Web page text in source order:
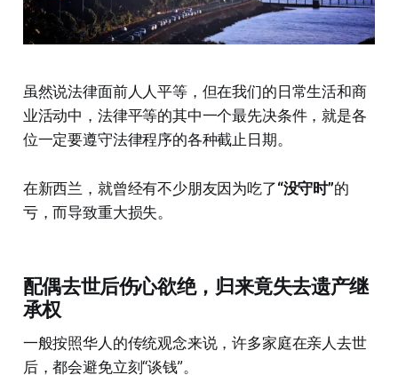
虽然说法律面前人人平等，但在我们的日常生活和商
业活动中，法律平等的其中一个最先决条件，就是各
位一定要遵守法律程序的各种截止日期。
在新西兰，就曾经有不少朋友因为吃了“没守时”的
亏，而导致重大损失。
配偶去世后伤心欲绝，归来竟失去遗产继
承权
一般按照华人的传统观念来说，许多家庭在亲人去世
后，都会避免立刻“谈钱”。